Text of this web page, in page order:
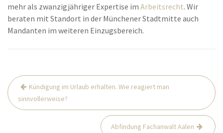
mehr als zwanzigjähriger Expertise im Arbeitsrecht. Wir
beraten mit Standort in der Münchener Stadtmitte auch
Mandanten im weiteren Einzugsbereich.
Beitrags-
Navigation
Kündigung im Urlaub erhalten. Wie reagiert man
sinnvollerweise?
Abfindung Fachanwalt Aalen